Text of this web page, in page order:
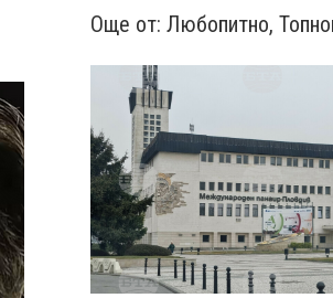
Още от: Любопитно,